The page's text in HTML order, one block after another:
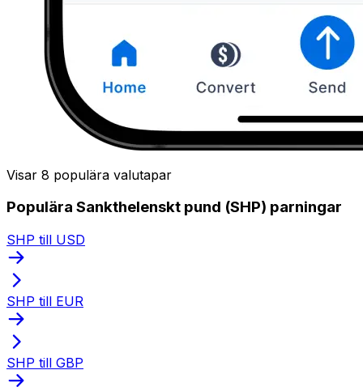
Visar 8 populära valutapar
Populära Sankthelenskt pund (SHP) parningar
SHP till USD
SHP till EUR
SHP till GBP